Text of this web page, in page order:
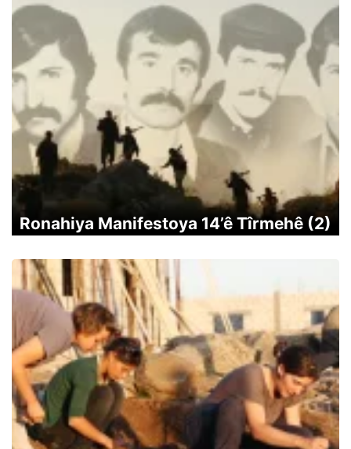
Ronahiya Manifestoya 14’ê Tîrmehê (2)